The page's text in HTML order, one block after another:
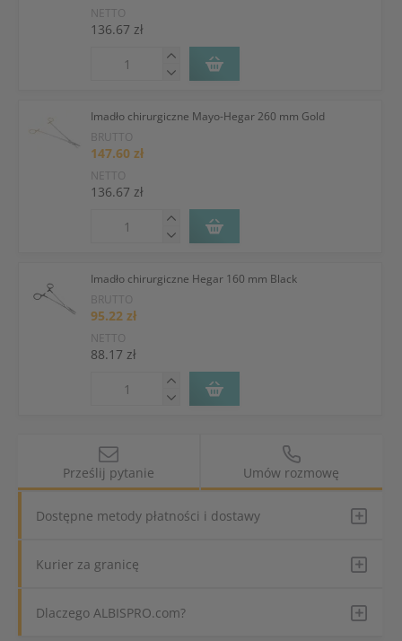
NETTO
136.67 zł
Imadło chirurgiczne Mayo-Hegar 260 mm Gold
BRUTTO
147.60 zł
NETTO
136.67 zł
Imadło chirurgiczne Hegar 160 mm Black
BRUTTO
95.22 zł
NETTO
88.17 zł
Prześlij pytanie Umów rozmowę
Dostępne metody płatności i dostawy
Kurier za granicę
Dlaczego ALBISPRO.com?